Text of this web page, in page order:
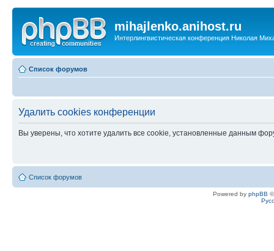
mihajlenko.anihost.ru
Интерлингвистическая конференция Николая
Список форумов
Удалить cookies конференции
Вы уверены, что хотите удалить все cookie, установленные данным
Список форумов
Powered by phpBB